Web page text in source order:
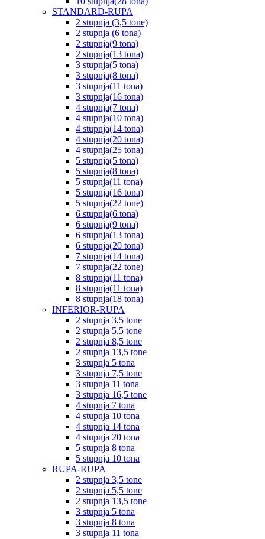
STANDARD-RUPA
2 stupnja (3,5 tone)
2 stupnja (6 tona)
2 stupnja(9 tona)
2 stupnja(13 tona)
3 stupnja(5 tona)
3 stupnja(8 tona)
3 stupnja(11 tona)
3 stupnja(16 tona)
4 stupnja(7 tona)
4 stupnja(10 tona)
4 stupnja(14 tona)
4 stupnja(20 tona)
4 stupnja(25 tona)
5 stupnja(5 tona)
5 stupnja(8 tona)
5 stupnja(11 tona)
5 stupnja(16 tona)
5 stupnja(22 tone)
6 stupnja(6 tona)
6 stupnja(9 tona)
6 stupnja(13 tona)
6 stupnja(20 tona)
7 stupnja(14 tona)
7 stupnja(22 tone)
8 stupnja(11 tona)
8 stupnja(11 tona)
8 stupnja(18 tona)
INFERIOR-RUPA
2 stupnja 3,5 tone
2 stupnja 5,5 tone
2 stupnja 8,5 tone
2 stupnja 13,5 tone
3 stupnja 5 tona
3 stupnja 7,5 tone
3 stupnja 11 tona
3 stupnja 16,5 tone
4 stupnja 7 tona
4 stupnja 10 tona
4 stupnja 14 tona
4 stupnja 20 tona
5 stupnja 8 tona
5 stupnja 10 tona
RUPA-RUPA
2 stupnja 3,5 tone
2 stupnja 5,5 tone
2 stupnja 13,5 tone
3 stupnja 5 tona
3 stupnja 8 tona
3 stupnja 11 tona